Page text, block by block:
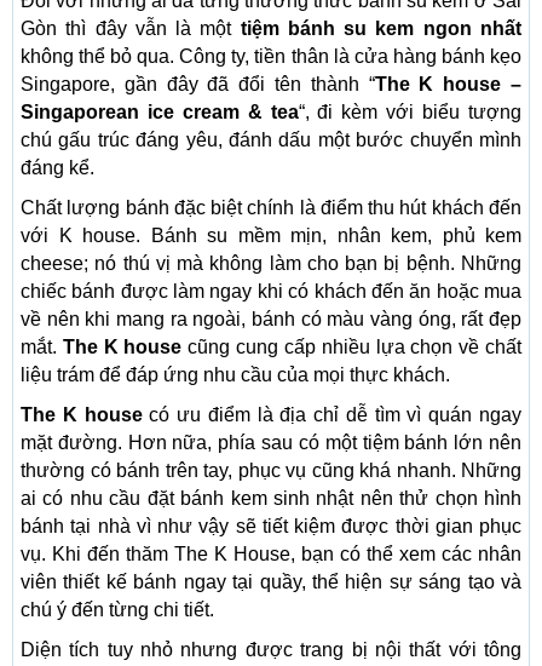
Gòn thì đây vẫn là một tiệm bánh su kem ngon nhất
không thể bỏ qua. Công ty, tiền thân là cửa hàng bánh kẹo
Singapore, gần đây đã đổi tên thành “The K house –
Singaporean ice cream & tea“, đi kèm với biểu tượng
chú gấu trúc đáng yêu, đánh dấu một bước chuyển mình
đáng kể.
Chất lượng bánh đặc biệt chính là điểm thu hút khách đến
với K house. Bánh su mềm mịn, nhân kem, phủ kem
cheese; nó thú vị mà không làm cho bạn bị bệnh. Những
chiếc bánh được làm ngay khi có khách đến ăn hoặc mua
về nên khi mang ra ngoài, bánh có màu vàng óng, rất đẹp
mắt. The K house cũng cung cấp nhiều lựa chọn về chất
liệu trám để đáp ứng nhu cầu của mọi thực khách.
The K housecó ưu điểm là địa chỉ dễ tìm vì quán ngay
mặt đường. Hơn nữa, phía sau có một tiệm bánh lớn nên
thường có bánh trên tay, phục vụ cũng khá nhanh. Những
ai có nhu cầu đặt bánh kem sinh nhật nên thử chọn hình
bánh tại nhà vì như vậy sẽ tiết kiệm được thời gian phục
vụ. Khi đến thăm The K House, bạn có thể xem các nhân
viên thiết kế bánh ngay tại quầy, thể hiện sự sáng tạo và
chú ý đến từng chi tiết.
Diện tích tuy nhỏ nhưng được trang bị nội thất với tông